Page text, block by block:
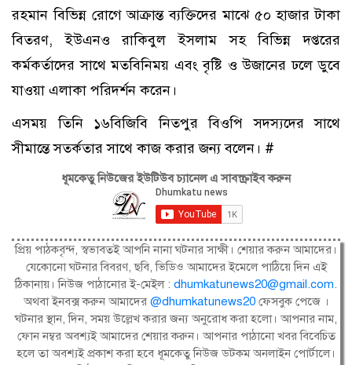
রহমান বিভিন্ন রোগে আক্রান্ত ব্যক্তিদের মাঝে ৫০ হাজার টাকা
বিতরণ, ইউএনও রাকিবুল ইসলাম সহ বিভিন্ন দপ্তরের
কর্মকর্তাদের সাথে মতবিনিময় এবং বৃষ্টি ও উজানের ঢলে ডুবে
যাওয়া এলাকা পরিদর্শন করেন।
এসময় তিনি ১৬বিজিবি নিতপুর বিওপি সদস্যদের সাথে
সীমান্তে সতর্কতার সাথে কাজ করার জন্য বলেন। #
ধূমকেতু নিউজের ইউটিউব চ্যানেল এ সাবস্ক্রাইব করুন
প্রিয় পাঠকবৃন্দ, স্বভাবতই আপনি নানা ঘটনার সাক্ষী। শেয়ার করুন আমাদের।
যেকোনো ঘটনার বিবরণ, ছবি, ভিডিও আমাদের ইমেলে পাঠিয়ে দিন এই
ঠিকানায়। নিউজ পাঠানোর ই-মেইল : dhumkatunews20@gmail.com.
অথবা ইনবক্স করুন আমাদের@dhumkatunews20 ফেসবুক পেজে ।
ঘটনার স্থান, দিন, সময় উল্লেখ করার জন্য অনুরোধ করা হলো। আপনার নাম,
ফোন নম্বর অবশ্যই আমাদের শেয়ার করুন। আপনার পাঠানো খবর বিবেচিত
হলে তা অবশ্যই প্রকাশ করা হবে ধূমকেতু নিউজ ডটকম অনলাইন পোর্টালে।